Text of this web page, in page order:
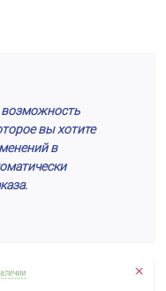
возможность
вы хотите
в